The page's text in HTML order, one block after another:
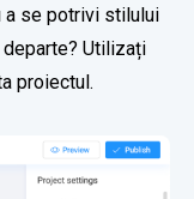
a se potrivi stilului
Utilizați
proiectul.